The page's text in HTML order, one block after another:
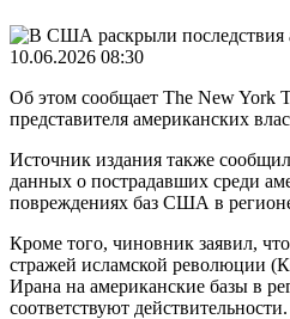
10.06.2026 08:30
Об этом сообщает The New York
представителя американских
Источник издания также
данных о пострадавших среди
повреждениях баз США в регионе
Кроме того, чиновник заявил,
стражей исламской революции
Ирана на американские базы в
соответствуют действительности.